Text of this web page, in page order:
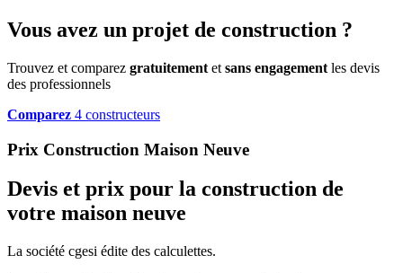
Vous avez un projet de construction ?
Trouvez et comparez gratuitement et sans engagement les devis
des professionnels
Comparez 4 constructeurs
Prix Construction Maison Neuve
Devis et prix pour la construction de
votre maison neuve
La société cgesi édite des calculettes.